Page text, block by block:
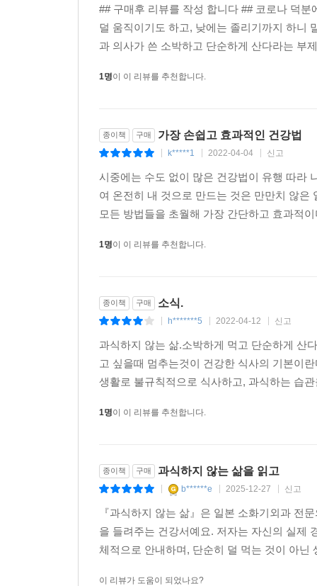
저자는 습관이라는 것은 일종의 익숙함이라 말
반복해야 한다고 강조한다. 일반적으로 우리가
사정이 다르다. 저자는 먹는 시간을 의식하지
## 구매후 리뷰를 작성 합니다 ## 코로나 덕
덜 움직이기도 하고, 낮에는 졸리기까지 하니
과 의사가 쓴 소박하고 단순하게 산다라는 부
1명이 이 리뷰를 추천합니다.
종이책 구매 가장 손쉽고 효과적인 건강법
k*****1 2022-04-04 신고
시중에는 수도 없이 많은 건강법이 유행 따라
여 온전히 내 것으로 만드는 것은 만만치 않
모든 방법들을 초월해 가장 간단하고 효과적
1명이 이 리뷰를 추천합니다.
종이책 구매 소식.
h*******5 2022-04-12 신고
과식하지 않는 삶.소박하게 먹고 단순하게 산
고 싶을때 멈추는것이 건강한 식사의 기본이
생활로 불규칙적으로 식사하고, 과식하는 습
1명이 이 리뷰를 추천합니다.
종이책 구매 과식하지 않는 삶을 읽고
b******e 2025-12-27 신고
『과식하지 않는 삶』은 일본 소화기외과 전
을 들려주는 건강서예요. 저자는 자신의 실제
체적으로 안내하며, 단순히 덜 먹는 것이 아
이 리뷰가 도움이 되었나요?